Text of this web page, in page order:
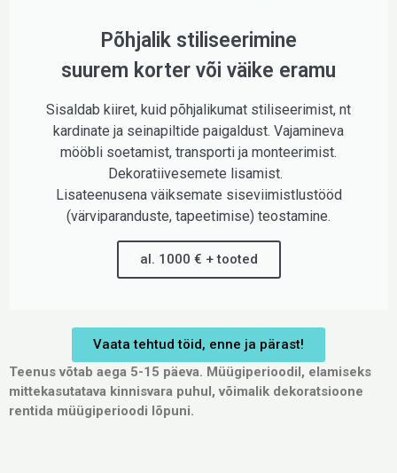
Põhjalik stiliseerimine
suurem korter või väike eramu
Sisaldab kiiret, kuid põhjalikumat stiliseerimist, nt
kardinate ja seinapiltide paigaldust. Vajamineva
mööbli soetamist, transporti ja monteerimist.
Dekoratiivesemete lisamist.
Lisateenusena väiksemate siseviimistlustööd
(värviparanduste, tapeetimise) teostamine.
al. 1000 € + tooted
Vaata tehtud töid, enne ja pärast!
Teenus võtab aega 5-15 päeva. Müügiperioodil, elamiseks
mittekasutatava kinnisvara puhul, võimalik dekoratsioone
rentida müügiperioodi lõpuni.